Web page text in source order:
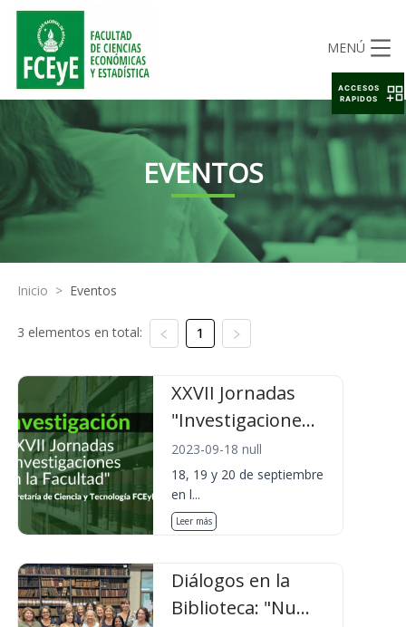
MENÚ
EVENTOS
Inicio > Eventos
3 elementos en total: 1
XXVII Jornadas
"Investigacione...
2023-09-18 null
18, 19 y 20 de septiembre
en l...
Leer más
Diálogos en la
Biblioteca: "Nu...
ACCESOS
RAPIDOS